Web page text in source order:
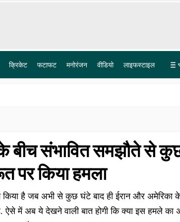
क्रिकेट फटाफट मनोरंजन वीडियो लाइफस्टाइल
बीच संभावित समझौते से
पर किया हमला
है जब अभी से कुछ घंटे बाद ही ईरान और अमेरिका के
ऐसे में अब ये देखने वाली बात होगी कि क्या इस हमले का